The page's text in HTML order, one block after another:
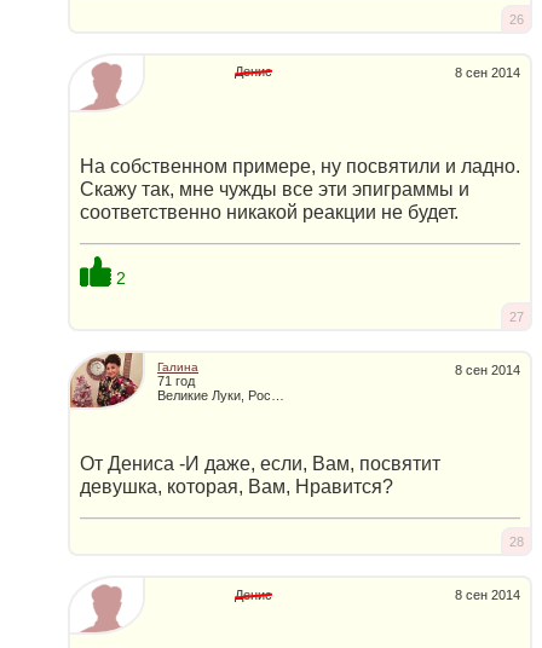
26
8 сен 2014
Денис
На собственном примере, ну посвятили и ладно.
Скажу так, мне чужды все эти эпиграммы и
соответственно никакой реакции не будет.
2
27
8 сен 2014
Галина
71 год
От Дениса -И даже, если, Вам, посвятит
девушка, которая, Вам, Нравится?
28
8 сен 2014
Денис